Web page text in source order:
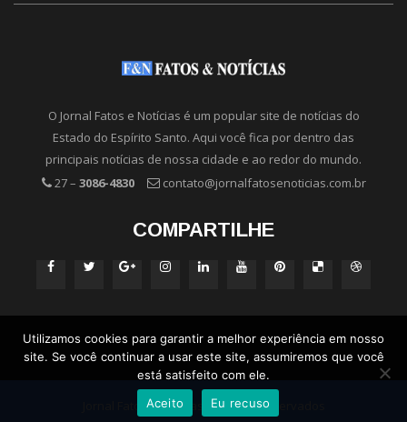
O Jornal Fatos e Notícias é um popular site de notícias do
Estado do Espírito Santo. Aqui você fica por dentro das
principais notícias de nossa cidade e ao redor do mundo.
27 – 3086-4830 contato@jornalfatosenoticias.com.br
COMPARTILHE
Jornal Fatos e Notícias - Direitos Reservados
Utilizamos cookies para garantir a melhor experiência em nosso
site. Se você continuar a usar este site, assumiremos que você
está satisfeito com ele.
Aceito
Eu recuso